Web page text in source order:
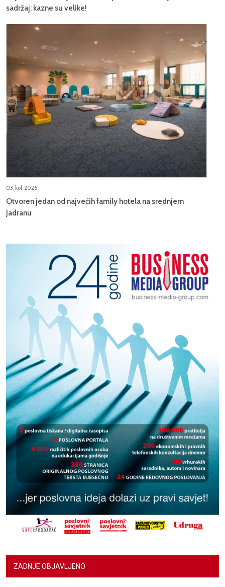
sadržaj: kazne su velike!
03, kol, 2026
Otvoren jedan od najvećih family hotela na srednjem
Jadranu
ZADNJE OBJAVLJENO